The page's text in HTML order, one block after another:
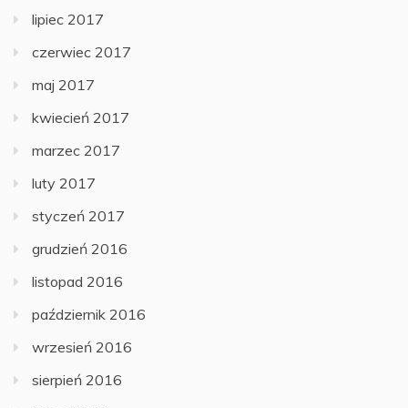
lipiec 2017
czerwiec 2017
maj 2017
kwiecień 2017
marzec 2017
luty 2017
styczeń 2017
grudzień 2016
listopad 2016
październik 2016
wrzesień 2016
sierpień 2016